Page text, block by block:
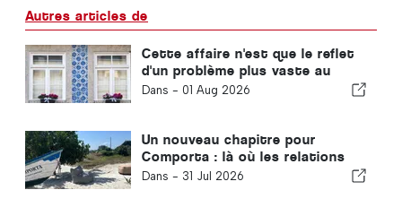
Autres articles de
Cette affaire n'est que le reflet
d'un problème plus vaste au
Portugal
Dans - 01 Aug 2026
Un nouveau chapitre pour
Comporta : là où les relations
ouvrent la voie à des
Dans - 31 Jul 2026